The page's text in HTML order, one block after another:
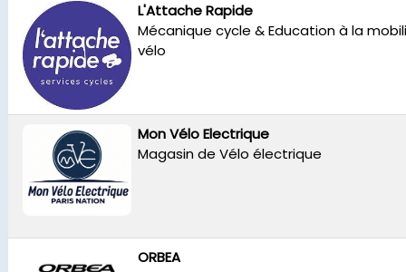
L'Attache Rapide
Mécanique cycle & Education à la
vélo
Mon Vélo Electrique
Magasin de Vélo électrique
ORBEA